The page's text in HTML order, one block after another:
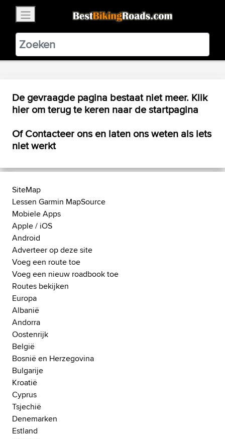
BestBikingRoads
Static Motion3.99 - In Google Play
VIEW
De gevraagde pagina bestaat niet meer. Klik
hier om terug te keren naar de startpagina
OfContacteer onsen laten ons weten als iets
niet werkt
SiteMap
Lessen Garmin MapSource
Mobiele Apps
Apple / iOS
Android
Adverteer op deze site
Voeg een route toe
Voeg een nieuw roadbook toe
Routes bekijken
Europa
Albanië
Andorra
Oostenrijk
België
Bosnië en Herzegovina
Bulgarije
Kroatië
Cyprus
Tsjechië
Denemarken
Estland